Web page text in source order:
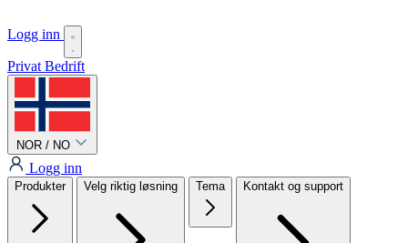
Logg inn
Privat Bedrift
NOR / NO
Logg inn
Produkter Velg riktig løsning Tema Kontakt og support